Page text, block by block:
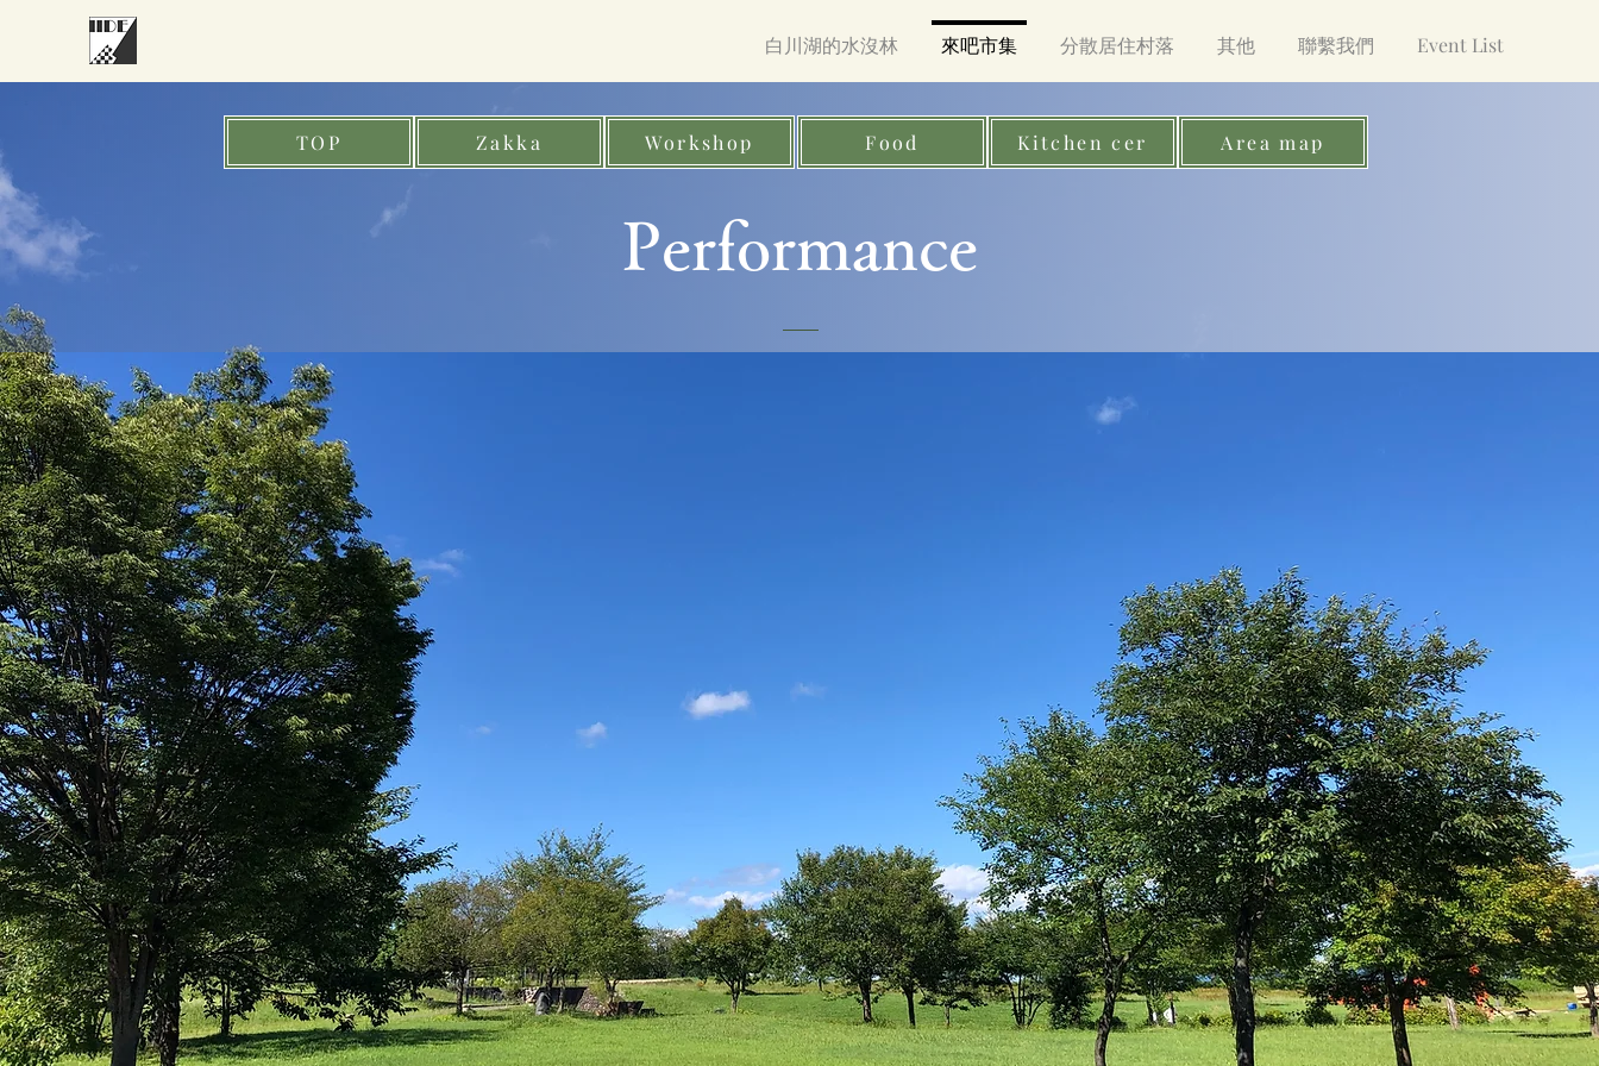
白川湖的水沒林 來吧市集 分散居住村落 其他 聯繫我們 Event List
TOP Zakka Workshop Food Kitchen cer Area map
Performance